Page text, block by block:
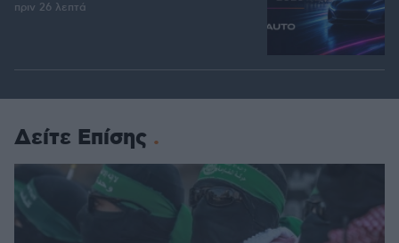
πριν 26 λεπτά
Δείτε Επίσης